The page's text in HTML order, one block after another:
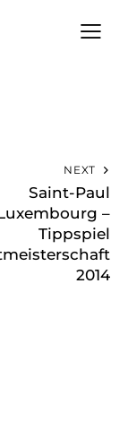
NEXT
Saint-Paul
–
Tippspiel
2014